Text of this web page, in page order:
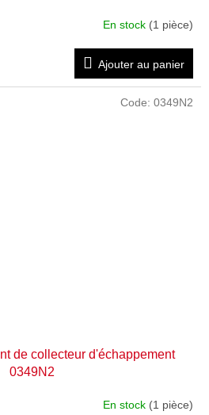
En stock (1 pièce)
Ajouter au panier
de collecteur d'échappement
0349N2
En stock (1 pièce)
Code: 0349N2